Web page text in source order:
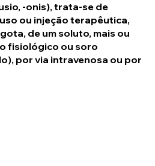
-onis), trata-se de
ou injeção terapêutica,
de um soluto, mais ou
fisiológico ou soro
por via intravenosa ou por